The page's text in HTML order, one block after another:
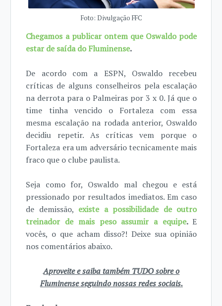
Foto: Divulgação FFC
Chegamos a publicar ontem que Oswaldo pode
estar de saída do Fluminense.
De acordo com a ESPN, Oswaldo recebeu
críticas de alguns conselheiros pela escalação
na derrota para o Palmeiras por 3 x 0. Já que o
time tinha vencido o Fortaleza com essa
mesma escalação na rodada anterior, Oswaldo
decidiu repetir. As críticas vem porque o
Fortaleza era um adversário tecnicamente mais
fraco que o clube paulista.
Seja como for, Oswaldo mal chegou e está
pressionado por resultados imediatos. Em caso
de demissão, existe a possibilidade de outro
treinador de mais peso assumir a equipe.E
vocês, o que acham disso?! Deixe sua opinião
nos comentários abaixo.
Aproveite e saiba também TUDO sobre o
Fluminense seguindo nossas redes sociais.